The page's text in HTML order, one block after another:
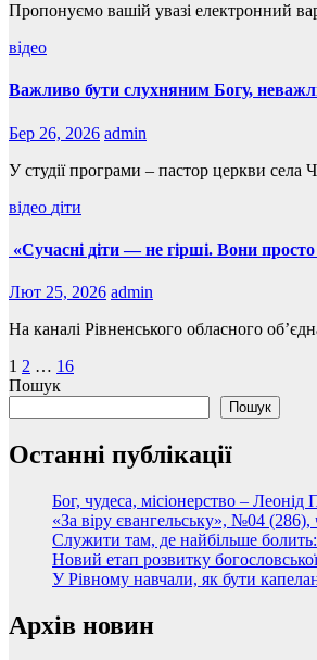
Пропонуємо вашій увазі електронний
відео
Важливо бути слухняним Богу,
Бер 26, 2026 admin
У студії програми – пастор церкви села
відео діти
«Сучасні діти — не гірші. Вони
Лют 25, 2026 admin
На каналі Рівненського обласного
Пагінація
записів
1 2 … 16
Пошук
Пошук
Останні публікації
Бог, чудеса, місіонерство –
«За віру євангельську», №04 (286),
Служити там, де найбільше
Новий етап розвитку
У Рівному навчали, як бути
Архів новин